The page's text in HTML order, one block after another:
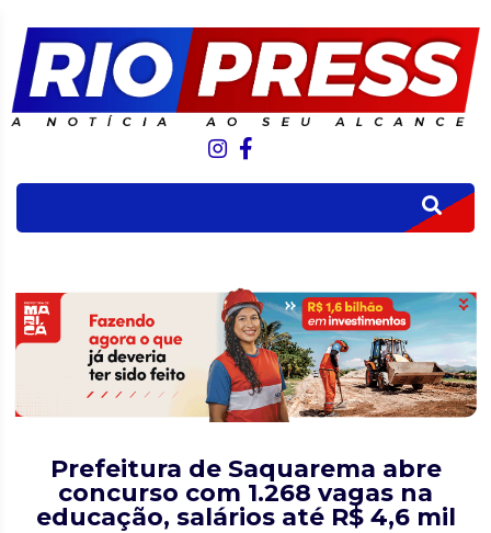
Prefeitura de Saquarema abre
concurso com 1.268 vagas na
educação, salários até R$ 4,6 mil